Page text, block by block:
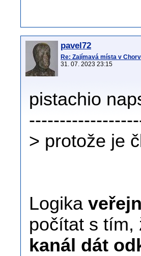
pavel72
Re: Zajímavá místa v
31. 07. 2023 23:15
pistachio
> protože je
Logika
počítat s tím,
kanál dát